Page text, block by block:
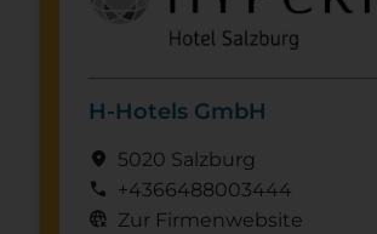
H-Hotels GmbH
location_on 5020 Salzburg
call +4366488003444
captive_portal Zur Firmenwebsite